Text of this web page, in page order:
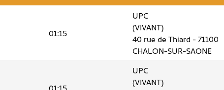
01:15
UPC
(VIVANT)
40 rue de Thiard - 71100
CHALON-SUR-SAONE
01:15
UPC
(VIVANT)